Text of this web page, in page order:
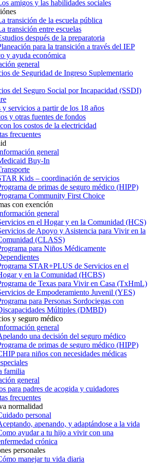
amigos y las habilidades sociales
transición de la escuela pública
transición entre escuelas
después de la preparatoria
para la transición a través del IEP
y ayuda económica
general
de Seguridad de Ingreso Suplementario
del Seguro Social por Incapacidad (SSDI)
y servicios a partir de los 18 años
y otras fuentes de fondos
los costos de la electricidad
frecuentes
general
Buy-In
Kids – coordinación de servicios
de primas de seguro médico (HIPP)
Community First Choice
con exención
general
en el Hogar y en la Comunidad (HCS)
de Apoyo y Asistencia para Vivir en la
(CLASS)
para Niños Médicamente
STAR+PLUS de Servicios en el
y en la Comunidad (HCBS)
de Texas para Vivir en Casa (TxHmL)
de Empoderamiento Juvenil (YES)
para Personas Sordociegas con
Múltiples (DMBD)
y seguro médico
general
una decisión del seguro médico
de primas de seguro médico (HIPP)
para niños con necesidades médicas
familia
general
para padres de acogida y cuidadores
frecuentes
normalidad
personal
apenando, y adaptándose a la vida
ayudar a tu hijo a vivir con una
crónica
personales
manejar tu vida diaria